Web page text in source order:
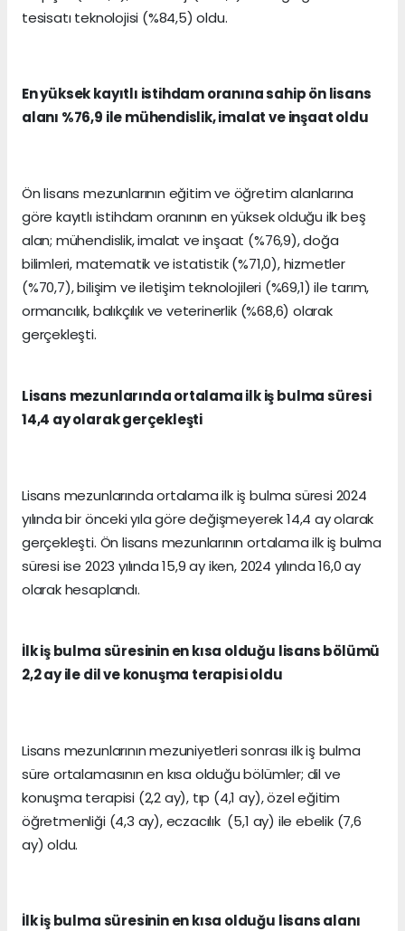
tesisatı teknolojisi (%84,5) oldu.
En yüksek kayıtlı istihdam oranına sahip ön lisans
alanı %76,9 ile mühendislik, imalat ve inşaat oldu
Ön lisans mezunlarının eğitim ve öğretim alanlarına
göre kayıtlı istihdam oranının en yüksek olduğu ilk beş
alan; mühendislik, imalat ve inşaat (%76,9), doğa
bilimleri, matematik ve istatistik (%71,0), hizmetler
(%70,7), bilişim ve iletişim teknolojileri (%69,1) ile tarım,
ormancılık, balıkçılık ve veterinerlik (%68,6) olarak
gerçekleşti.
Lisans mezunlarında ortalama ilk iş bulma süresi
14,4 ay olarak gerçekleşti
Lisans mezunlarında ortalama ilk iş bulma süresi 2024
yılında bir önceki yıla göre değişmeyerek 14,4 ay olarak
gerçekleşti. Ön lisans mezunlarının ortalama ilk iş bulma
süresi ise 2023 yılında 15,9 ay iken, 2024 yılında 16,0 ay
olarak hesaplandı.
İlk iş bulma süresinin en kısa olduğu lisans bölümü
2,2 ay ile dil ve konuşma terapisi oldu
Lisans mezunlarının mezuniyetleri sonrası ilk iş bulma
süre ortalamasının en kısa olduğu bölümler; dil ve
konuşma terapisi (2,2 ay), tıp (4,1 ay), özel eğitim
öğretmenliği (4,3 ay), eczacılık (5,1 ay) ile ebelik (7,6
ay) oldu.
İlk iş bulma süresinin en kısa olduğu lisans alanı